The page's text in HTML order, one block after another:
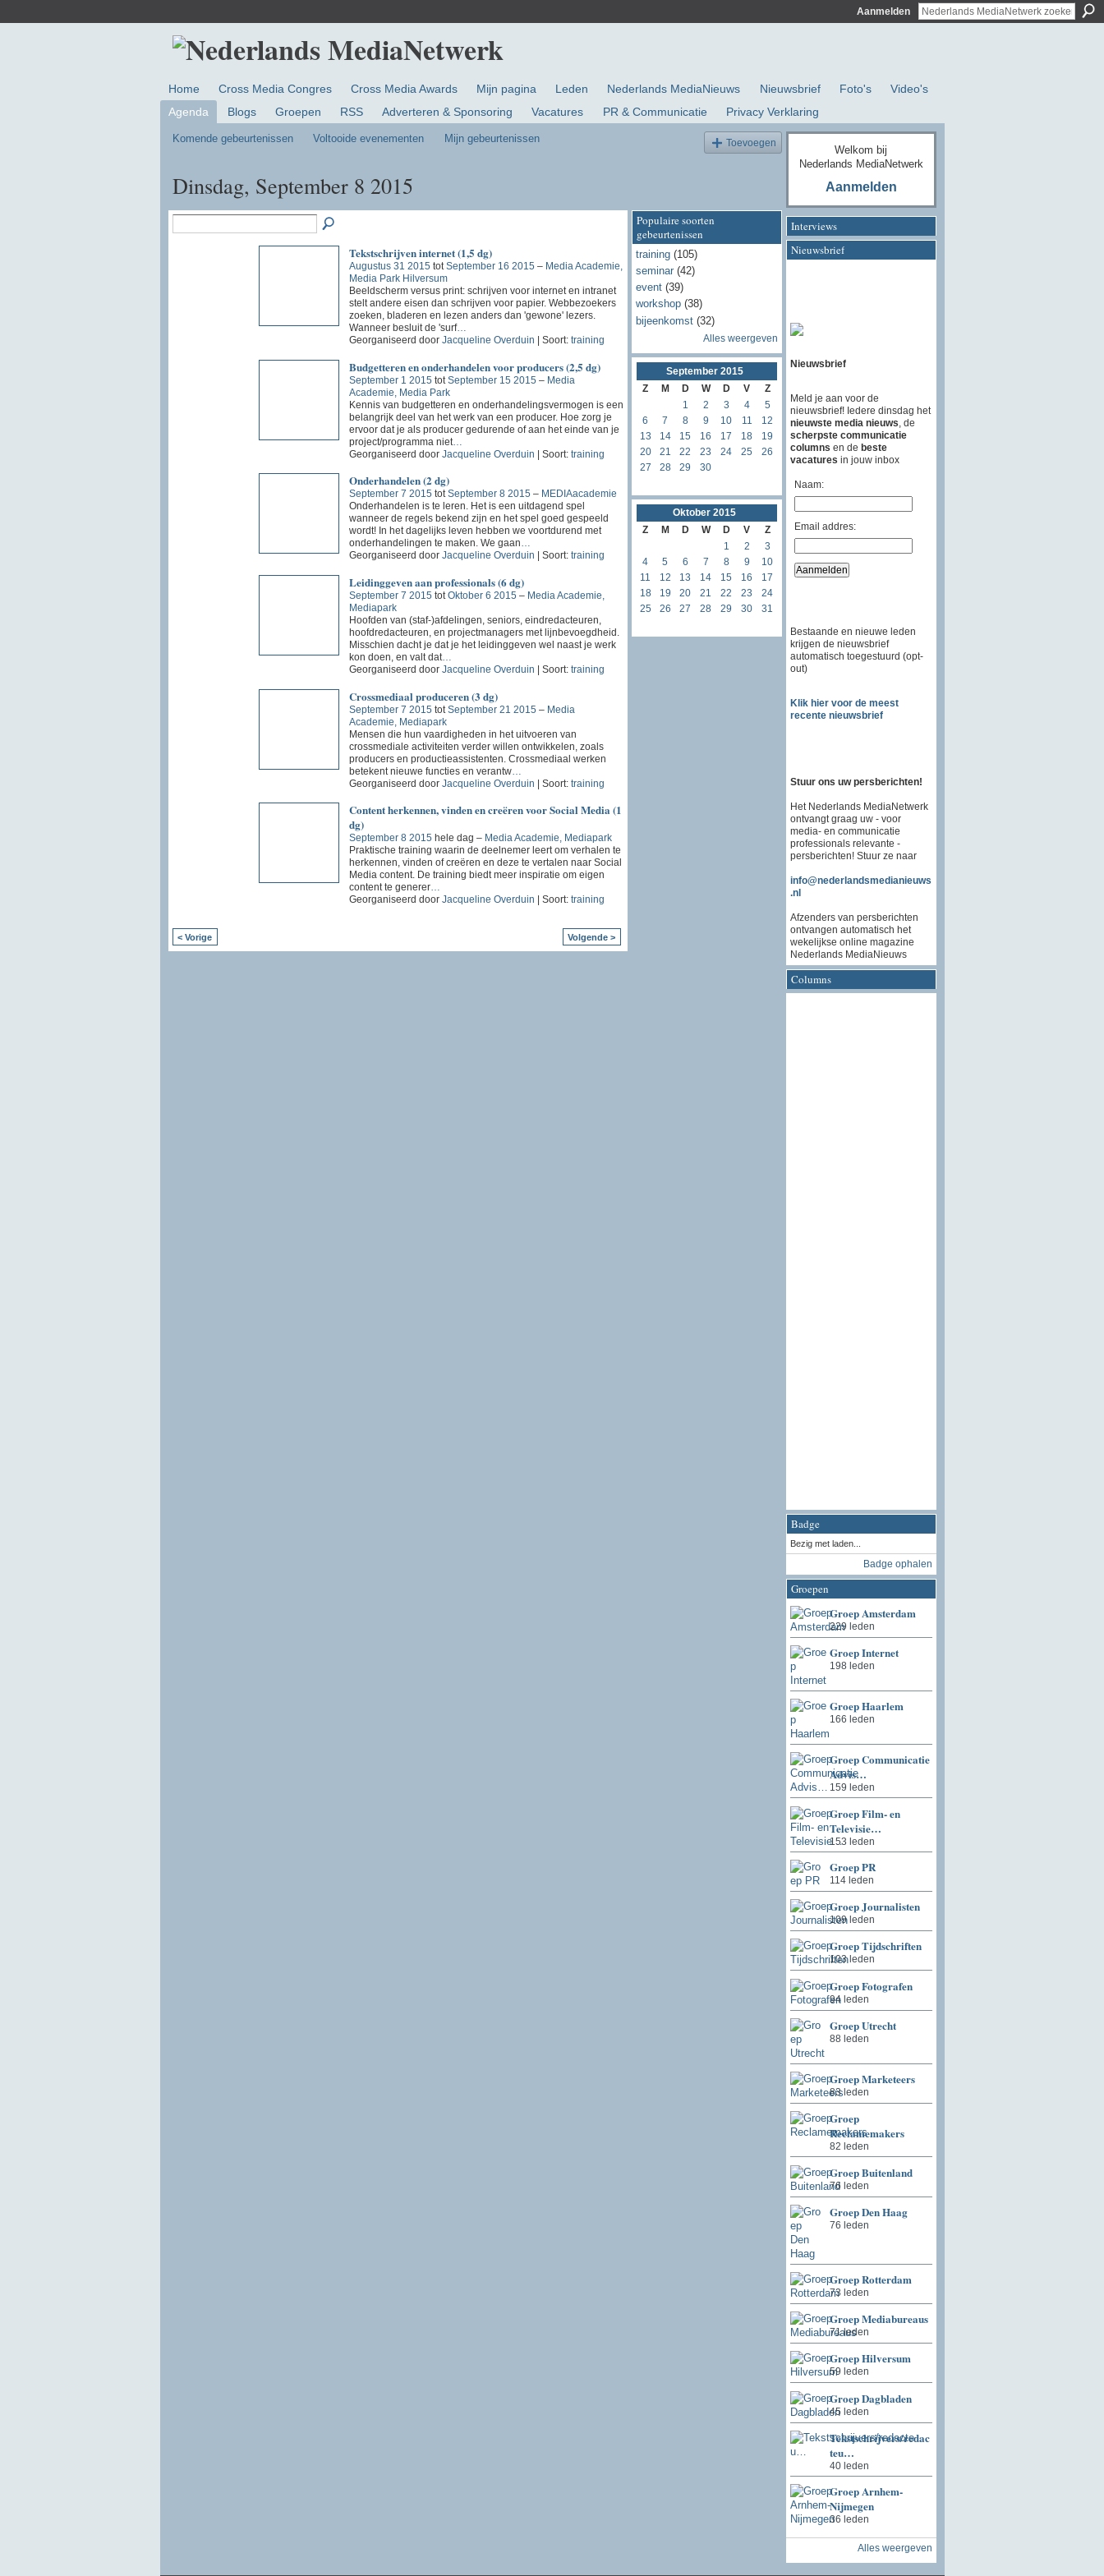
Aanmelden
Home Cross Media Congres Cross Media Awards Mijn pagina Leden Nederlands MediaNieuws Nieuwsbrief Foto's
Video's
Agenda
Blogs Groepen RSS Adverteren & Sponsoring Vacatures PR & Communicatie Privacy Verklaring
Komende gebeurtenissen Voltooide evenementen Mijn gebeurtenissen Toevoegen
Dinsdag, September 8 2015
Tekstschrijven internet (1,5 dg)
Augustus 31 2015 totSeptember 16 2015 – Media Academie,
Media Park Hilversum
Beeldscherm versus print: schrijven voor internet en intranet
stelt andere eisen dan schrijven voor papier. Webbezoekers
zoeken, bladeren en lezen anders dan 'gewone' lezers.
Wanneer besluit de 'surf…
Georganiseerd door Jacqueline Overduin | Soort: training
Budgetteren en onderhandelen voor producers (2,5 dg)
September 1 2015 tot September 15 2015 – Media
Academie, Media Park
Kennis van budgetteren en onderhandelingsvermogen is een
belangrijk deel van het werk van een producer. Hoe zorg je
ervoor dat je als producer gedurende of aan het einde van je
project/programma niet…
Georganiseerd door Jacqueline Overduin | Soort: training
Onderhandelen (2 dg)
September 7 2015 totSeptember 8 2015 – MEDIAacademie
Onderhandelen is te leren. Het is een uitdagend spel
wanneer de regels bekend zijn en het spel goed gespeeld
wordt! In het dagelijks leven hebben we voortdurend met
onderhandelingen te maken. We gaan…
Georganiseerd door Jacqueline Overduin | Soort: training
Leidinggeven aan professionals (6 dg)
September 7 2015 totOktober 6 2015 – Media Academie,
Mediapark
Hoofden van (staf-)afdelingen, seniors, eindredacteuren,
hoofdredacteuren, en projectmanagers met lijnbevoegdheid.
Misschien dacht je dat je het leidinggeven wel naast je werk
kon doen, en valt dat…
Georganiseerd door Jacqueline Overduin | Soort: training
Crossmediaal produceren (3 dg)
September 7 2015 tot September 21 2015 – Media
Academie, Mediapark
Mensen die hun vaardigheden in het uitvoeren van
crossmediale activiteiten verder willen ontwikkelen, zoals
producers en productieassistenten. Crossmediaal werken
betekent nieuwe functies en verantw…
Georganiseerd door Jacqueline Overduin | Soort: training
Content herkennen, vinden en creëren voor Social Media (1
dg)
September 8 2015 hele dag – Media Academie, Mediapark
Praktische training waarin de deelnemer leert om verhalen te
herkennen, vinden of creëren en deze te vertalen naar Social
Media content. De training biedt meer inspiratie om eigen
content te generer…
Georganiseerd door Jacqueline Overduin | Soort: training
< Vorige Volgende >
Populaire soorten
gebeurtenissen
training(105)
seminar(42)
event(39)
workshop(38)
bijeenkomst(32)
Alles weergeven
September 2015
Z
M D W D V
Z
1
2 3 4
5
6
7 8 9 10 11
12
13
14 15 16 17 18
19
20
21 22 23 24 25
26
27
28 29 30
Oktober 2015
Z
M D W D V
Z
1
2
3
4
5 6 7 8 9
10
11
12 13 14 15 16
17
18
19 20 21 22 23
24
25
26 27 28 29 30 31
Welkom bij
Nederlands MediaNetwerk
Aanmelden
Interviews
Nieuwsbrief
Nieuwsbrief
Meld je aan voor de
nieuwsbrief! Iedere dinsdag het
nieuwste media nieuws , de
scherpste communicatie
columns en de beste
vacatures in jouw inbox
Naam:
Email addres:
Bestaande en nieuwe leden
krijgen de nieuwsbrief
automatisch toegestuurd (opt-
out)
Klik hier voor de meest
recente nieuwsbrief
Stuur ons uw persberichten!
Het Nederlands MediaNetwerk
ontvangt graag uw - voor
media- en communicatie
professionals relevante -
persberichten! Stuur ze naar
info@nederlandsmedianieuws
.nl
Afzenders van persberichten
ontvangen automatisch het
wekelijkse online magazine
Nederlands MediaNieuws
Columns
Badge
Bezig met laden...
Badge ophalen
Groepen
Groep Amsterdam
229 leden
Groep Internet
198 leden
Groep Haarlem
166 leden
Groep Communicatie
Advis…
159 leden
Groep Film- en
Televisie…
153 leden
Groep PR
114 leden
Groep Journalisten
109 leden
Groep Tijdschriften
103 leden
Groep Fotografen
94 leden
Groep Utrecht
88 leden
Groep Marketeers
83 leden
Groep
Reclamemakers
82 leden
Groep Buitenland
76 leden
Groep Den Haag
76 leden
Groep Rotterdam
73 leden
Groep Mediabureaus
71 leden
Groep Hilversum
59 leden
Groep Dagbladen
45 leden
Tekstschrijvers/redac
teu…
40 leden
Groep Arnhem-
Nijmegen
36 leden
Alles weergeven